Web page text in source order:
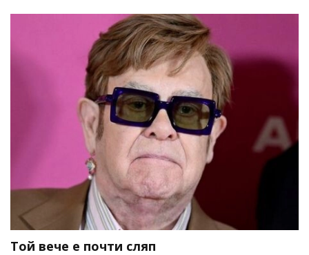
Той вече е почти сляп